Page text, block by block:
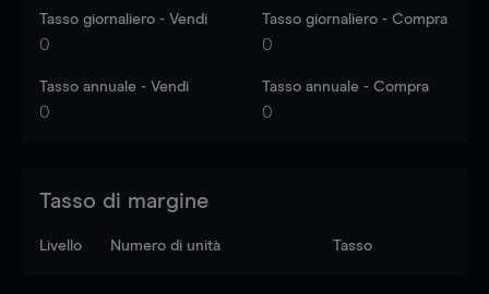
Tasso giornaliero - Vendi
0
Tasso giornaliero - Compra
0
Tasso annuale - Vendi
0
Tasso annuale - Compra
0
Tasso di margine
Livello Numero di unità Tasso